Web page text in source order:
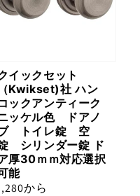
イックセット
（Kwikset)社 ハン
ックアンティーク
ッケル色 ドアノ
トイレ錠 空
シリンダー錠 ド
厚30ｍｍ対応選択
能
から